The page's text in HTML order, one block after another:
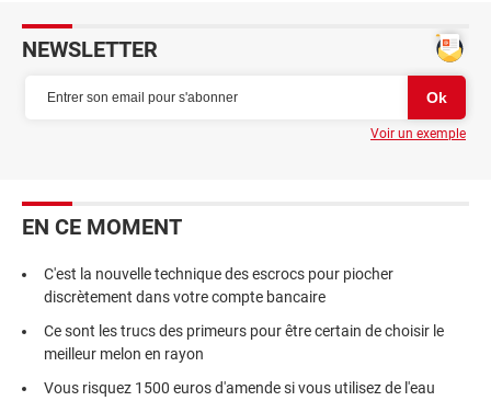
NEWSLETTER
Voir un exemple
EN CE MOMENT
C'est la nouvelle technique des escrocs pour piocher
discrètement dans votre compte bancaire
Ce sont les trucs des primeurs pour être certain de choisir le
meilleur melon en rayon
Vous risquez 1500 euros d'amende si vous utilisez de l'eau